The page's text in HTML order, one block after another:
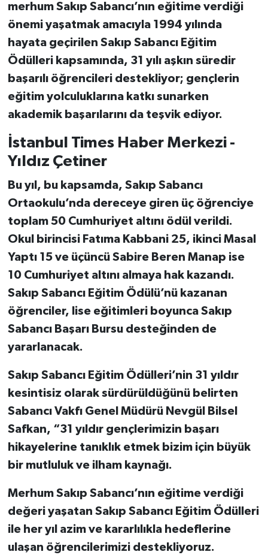
merhum Sakıp Sabancı’nın eğitime verdiği
önemi yaşatmak amacıyla 1994 yılında
hayata geçirilen Sakıp Sabancı Eğitim
Ödülleri kapsamında, 31 yılı aşkın süredir
başarılı öğrencileri destekliyor; gençlerin
eğitim yolculuklarına katkı sunarken
akademik başarılarını da teşvik ediyor.
İstanbul Times Haber Merkezi -
Yıldız Çetiner
Bu yıl, bu kapsamda, Sakıp Sabancı
Ortaokulu’nda dereceye giren üç öğrenciye
toplam 50 Cumhuriyet altını ödül verildi.
Okul birincisi Fatıma Kabbani 25, ikinci Masal
Yaptı 15 ve üçüncü Sabire Beren Manap ise
10 Cumhuriyet altını almaya hak kazandı.
Sakıp Sabancı Eğitim Ödülü’nü kazanan
öğrenciler, lise eğitimleri boyunca Sakıp
Sabancı Başarı Bursu desteğinden de
yararlanacak.
Sakıp Sabancı Eğitim Ödülleri’nin 31 yıldır
kesintisiz olarak sürdürüldüğünü belirten
Sabancı Vakfı Genel Müdürü Nevgül Bilsel
Safkan, “31 yıldır gençlerimizin başarı
hikayelerine tanıklık etmek bizim için büyük
bir mutluluk ve ilham kaynağı.
Merhum Sakıp Sabancı’nın eğitime verdiği
değeri yaşatan Sakıp Sabancı Eğitim Ödülleri
ile her yıl azim ve kararlılıkla hedeflerine
ulaşan öğrencilerimizi destekliyoruz.